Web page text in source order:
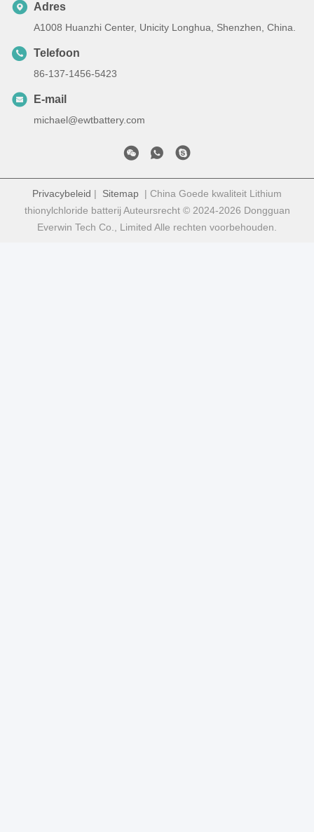
Adres
A1008 Huanzhi Center, Unicity Longhua, Shenzhen, China.
Telefoon
86-137-1456-5423
E-mail
michael@ewtbattery.com
Privacybeleid | Sitemap | China Goede kwaliteit Lithium
thionylchloride batterij Auteursrecht © 2024-2026 Dongguan
Everwin Tech Co., Limited Alle rechten voorbehouden.